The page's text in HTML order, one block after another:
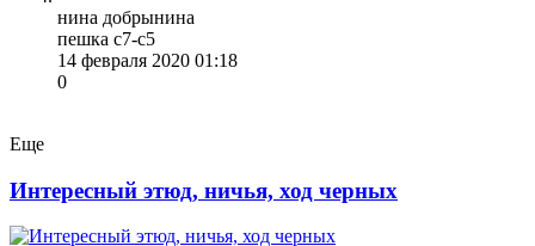
нина добрынина
пешка с7-с5
14 февраля 2020 01:18
0
Еще
Интересный этюд, ничья, ход черных